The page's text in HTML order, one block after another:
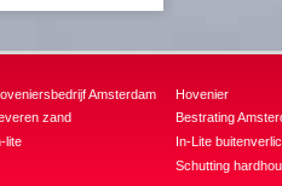
Amsterdam
zand
lite
Hovenier
Bestrating
In-Lite
Schutting